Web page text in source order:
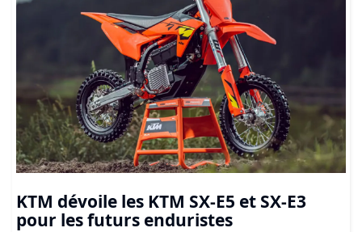
KTM dévoile les KTM SX-E5 et SX-E3
pour les futurs enduristes